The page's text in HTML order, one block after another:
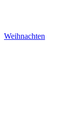
Weihnachten